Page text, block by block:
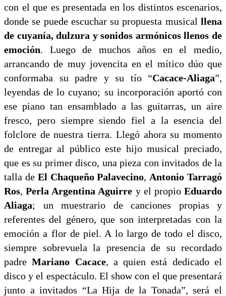
con el que es presentada en los distintos escenarios,
donde se puede escuchar su propuesta musical llena
de cuyanía, dulzura y sonidos armónicos llenos de
emoción. Luego de muchos años en el medio,
arrancando de muy jovencita en el mítico dúo que
conformaba su padre y su tío “Cacace-Aliaga”,
leyendas de lo cuyano; su incorporación aportó con
ese piano tan ensamblado a las guitarras, un aire
fresco, pero siempre siendo fiel a la esencia del
folclore de nuestra tierra. Llegó ahora su momento
de entregar al público este hijo musical preciado,
que es su primer disco, una pieza con invitados de la
talla de El Chaqueño Palavecino, Antonio Tarragó
Ros,Perla Argentina Aguirre y el propioEduardo
Aliaga; un muestrario de canciones propias y
referentes del género, que son interpretadas con la
emoción a flor de piel. A lo largo de todo el disco,
siempre sobrevuela la presencia de su recordado
padreMariano Cacace, a quien está dedicado el
disco y el espectáculo. El show con el que presentará
junto a invitados “La Hija de la Tonada”, será el